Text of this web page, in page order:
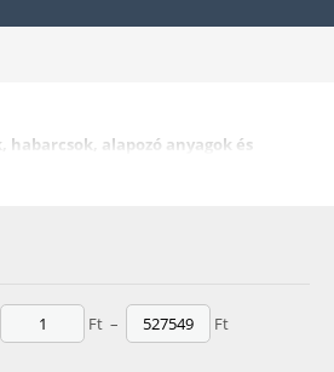
alapozó anyagok és
Ft – Ft